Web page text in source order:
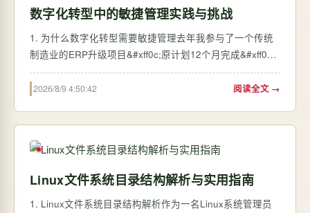
数字化转型中的敏捷管理实践与挑战
1. 为什么数字化转型需要敏捷管理去年我参与了一个传统
制造业的ERP升级项目&#xff0c;原计划12个月完成&#xff0c;
结果18个月后还在反复修改需求。客户抱怨交付太慢
&#xff0c;开发团队则疲于应付不断变更的业务流程。这种场
2026/8/9 4:50:42 阅读全文 →
Linux文件系统目录结构解析与实用指南
1. Linux文件系统目录结构解析作为一名Linux系统管理员